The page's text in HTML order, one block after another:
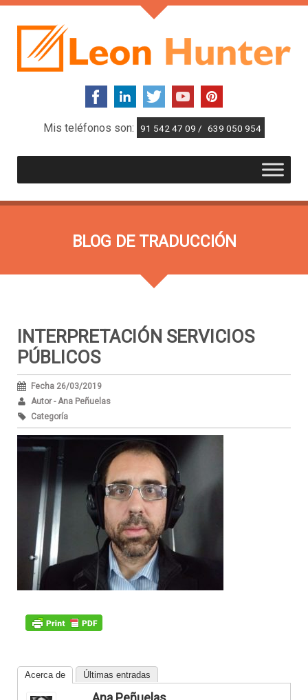
Mis teléfonos son: 91 542 47 09 / 639 050 954
BLOG DE TRADUCCIÓN
INTERPRETACIÓN SERVICIOS
PÚBLICOS
Fecha 26/03/2019
Autor - Ana Peñuelas
Categoría
Acerca de Últimas entradas